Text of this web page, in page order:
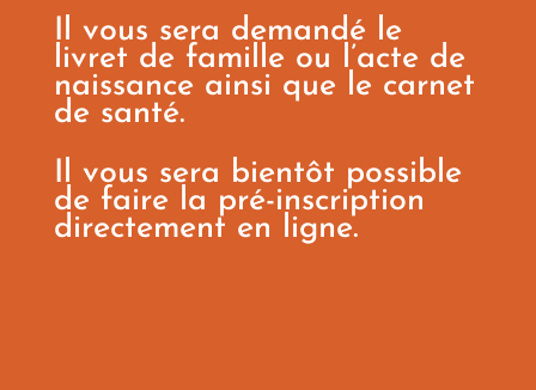
Il vous sera demandé le
livret de famille ou l’acte de
naissance ainsi que le carnet
de santé.
Il vous sera bientôt possible
de faire la pré-inscription
directement en ligne.